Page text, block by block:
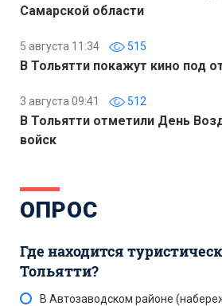
Самарской области
5 августа 11:34 515
В Тольятти покажут кино под
3 августа 09:41 512
В Тольятти отметили День
войск
ОПРОС
Где находится
Тольятти?
В Автозаводском районе